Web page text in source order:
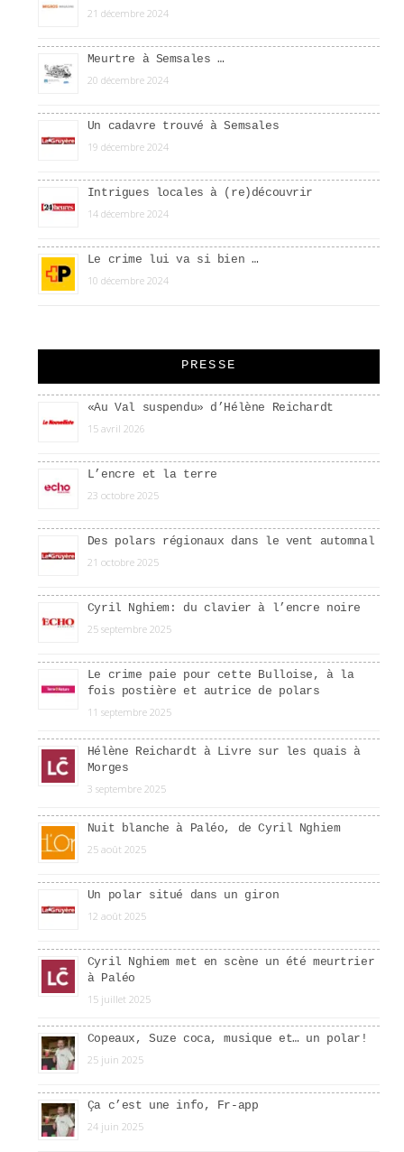
21 décembre 2024
Meurtre à Semsales …
20 décembre 2024
Un cadavre trouvé à Semsales
19 décembre 2024
Intrigues locales à (re)découvrir
14 décembre 2024
Le crime lui va si bien …
10 décembre 2024
PRESSE
«Au Val suspendu» d’Hélène Reichardt
15 avril 2026
L’encre et la terre
23 octobre 2025
Des polars régionaux dans le vent automnal
21 octobre 2025
Cyril Nghiem: du clavier à l’encre noire
25 septembre 2025
Le crime paie pour cette Bulloise, à la
fois postière et autrice de polars
11 septembre 2025
Hélène Reichardt à Livre sur les quais à
Morges
3 septembre 2025
Nuit blanche à Paléo, de Cyril Nghiem
25 août 2025
Un polar situé dans un giron
12 août 2025
Cyril Nghiem met en scène un été meurtrier
à Paléo
15 juillet 2025
Copeaux, Suze coca, musique et… un polar!
25 juin 2025
Ça c’est une info, Fr-app
24 juin 2025